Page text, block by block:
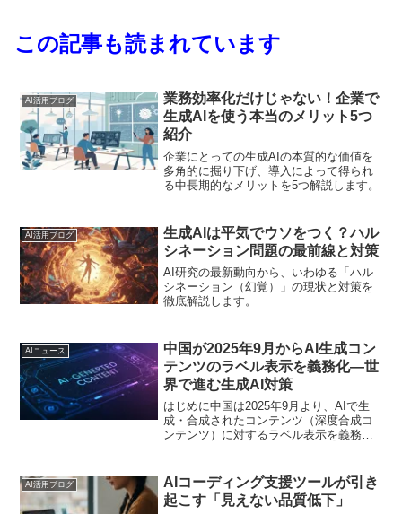
この記事も読まれています
AI活用ブログ
業務効率化だけじゃない！企業で
生成AIを使う本当のメリット5つ
紹介
企業にとっての生成AIの本質的な価値を
多角的に掘り下げ、導入によって得られ
る中長期的なメリットを5つ解説します。
AI活用ブログ
生成AIは平気でウソをつく？ハル
シネーション問題の最前線と対策
AI研究の最新動向から、いわゆる「ハル
シネーション（幻覚）」の現状と対策を
徹底解説します。
AIニュース
中国が2025年9月からAI生成コン
テンツのラベル表示を義務化―世
界で進む生成AI対策
はじめに中国は2025年9月より、AIで生
成・合成されたコンテンツ（深度合成コ
ンテンツ）に対するラベル表示を義務化
タの埋め込みによって「これはAIが作っ
たもの」という...
AI活用ブログ
AIコーディング支援ツールが引き
起こす「見えない品質低下」